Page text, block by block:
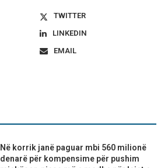
TWITTER
LINKEDIN
EMAIL
Në korrik janë paguar mbi 560 milionë
denarë për kompensime për pushim